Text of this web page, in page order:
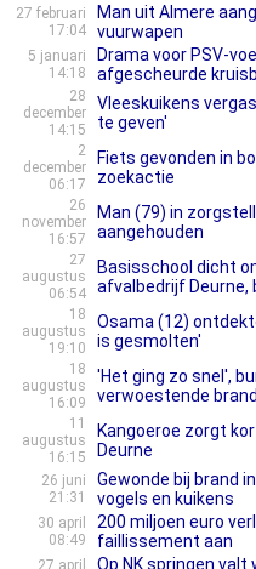
27 februari
17:04
Man uit Almere
vuurwapen
5 januari
14:18
Drama voor PSV-
afgescheurde
28
december
14:15
Vleeskuikens
te geven'
2
december
06:17
Fiets gevonden in
zoekactie
26
november
16:57
Man (79) in
aangehouden
27
augustus
06:54
Basisschool dicht
afvalbedrijf Deurne,
18
augustus
19:10
Osama (12)
is gesmolten'
18
augustus
16:09
'Het ging zo snel',
verwoestende brand
11
augustus
16:15
Kangoeroe zorgt
Deurne
26 juni
21:31
Gewonde bij brand
vogels en kuikens
30 april
08:49
200 miljoen euro
faillissement aan
27 april Op NK springen valt